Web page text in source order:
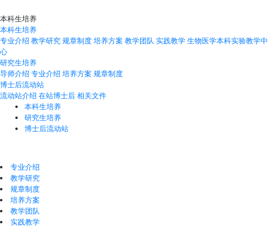
本科生培养
本科生培养
专业介绍 教学研究 规章制度 培养方案 教学团队 实践教学 生物医学本科实验教学中
心
研究生培养
导师介绍 专业介绍 培养方案 规章制度
博士后流动站
流动站介绍 在站博士后 相关文件
本科生培养
研究生培养
博士后流动站
专业介绍
教学研究
规章制度
培养方案
教学团队
实践教学